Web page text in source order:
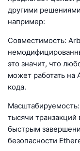
другими
например:
Совместимость:
это значит, что
может работать на
кода.
тысячи транзакций
быстрым
безопасности